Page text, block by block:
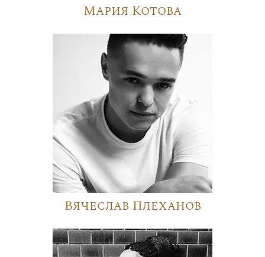
Мария Котова
Вячеслав Плеханов